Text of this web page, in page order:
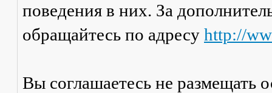
поведения в них. За
обращайтесь по адресу http://
Вы соглашаетесь не размещать